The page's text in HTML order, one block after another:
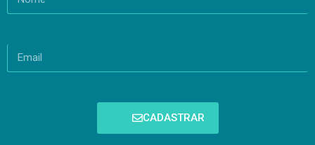
CADASTRAR